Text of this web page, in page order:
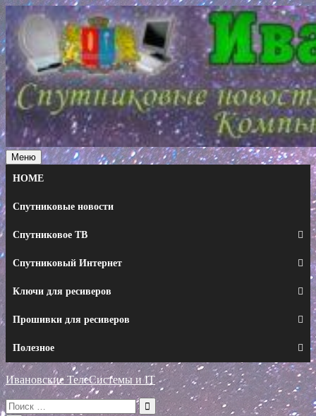
Перейти
к
содержимому
Меню
HOME
Спутниковые новости
Спутниковое ТВ
Спутниковый Интернет
Ключи для ресиверов
Прошивки для ресиверов
Полезное
Ивановские ТелеСистемы и IT
Искать: